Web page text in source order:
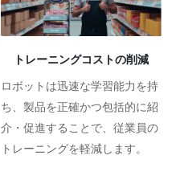
トレーニングコストの削減
ロボットは迅速な学習能力を持
ち、製品を正確かつ包括的に紹
介・促進することで、従業員の
トレーニングを軽減します。